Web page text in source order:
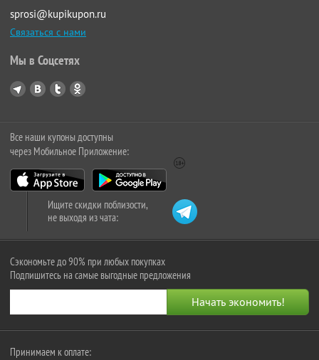
sprosi@kupikupon.ru
Связаться с нами
Мы в Соцсетях
Все наши купоны доступны
через Мобильное Приложение:
Ищите скидки поблизости,
не выходя из чата:
Сэкономьте до 90% при любых покупках
Подпишитесь на самые выгодные предложения
Принимаем к оплате: